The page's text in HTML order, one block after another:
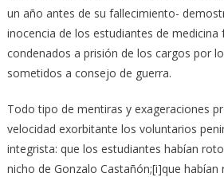
un año antes de su fallecimiento-
inocencia de los estudiantes de medicina
condenados a prisión de los cargos por
sometidos a consejo de guerra.
Todo tipo de mentiras y exageraciones
velocidad exorbitante los voluntarios
integrista: que los estudiantes habían
nicho de Gonzalo Castañón;[i]que